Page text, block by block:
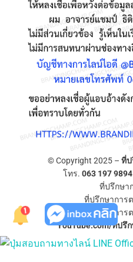
© Copyright 2025 – ที่ป
โทร. 063 197 9894
ที่ปรึกษา
ที่ปรึกษาการ
ที่ปรึกษาการ
YouTube.com/ที่ปรึ